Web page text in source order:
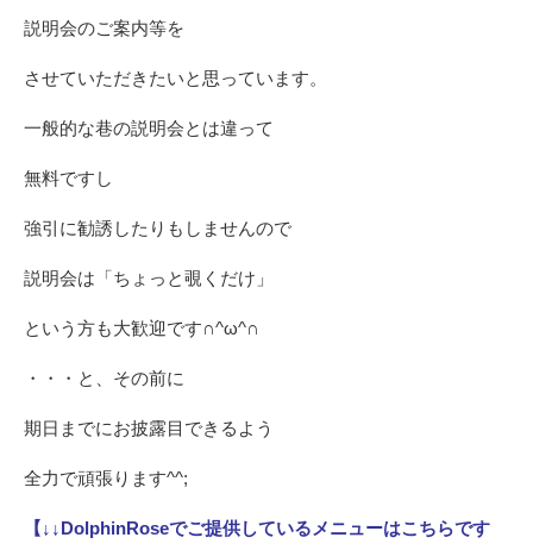
説明会のご案内等を
させていただきたいと思っています。
一般的な巷の説明会とは違って
無料ですし
強引に勧誘したりもしませんので
説明会は「ちょっと覗くだけ」
という方も大歓迎です∩^ω^∩
・・・と、その前に
期日までにお披露目できるよう
全力で頑張ります^^;
【↓↓DolphinRoseでご提供しているメニューはこちらです